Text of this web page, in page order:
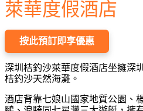
萊華度假酒店
按此預訂即享優惠
深圳桔釣沙萊華度假酒店坐擁深
桔釣沙天然海灘。
酒店背靠七娘山國家地質公園、